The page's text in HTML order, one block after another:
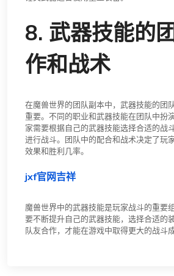
8. 武器技能的
作和战术
在魔兽世界的团队副本中，武器技能的团
重要。不同的职业和武器技能在团队中扮
家需要根据自己的武器技能选择合适的战
进行战斗。团队中的配合和战术决定了玩
效果和胜利几率。
jxf官网吉祥
魔兽世界中的武器技能是玩家战斗的重要
要不断提升自己的武器技能，选择合适的
队友合作，才能在游戏中取得更大的战斗成